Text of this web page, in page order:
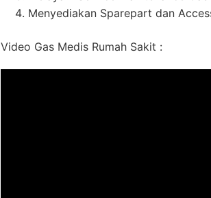
Menyediakan Sparepart dan
Video Gas Medis Rumah Sakit :